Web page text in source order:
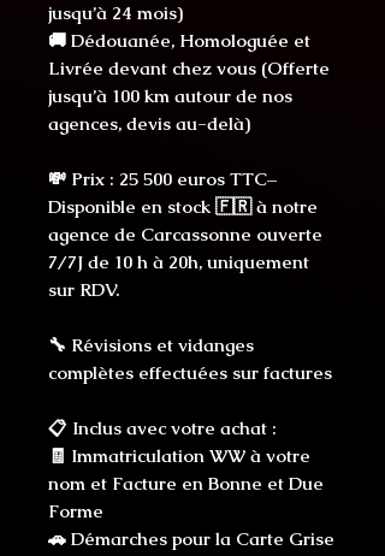
jusqu’à 24 mois)
🚚 Dédouanée, Homologuée et
Livrée devant chez vous (Offerte
jusqu’à 100 km autour de nos
agences, devis au-delà)
💸 Prix : 25 500 euros TTC–
Disponible en stock 🇫🇷 à notre
agence de Carcassonne ouverte
7/7J de 10 h à 20h, uniquement
sur RDV.
🔧 Révisions et vidanges
complètes effectuées sur factures
📋 Inclus avec votre achat :
🧾 Immatriculation WW à votre
nom et Facture en Bonne et Due
Forme
🚗 Démarches pour la Carte Grise